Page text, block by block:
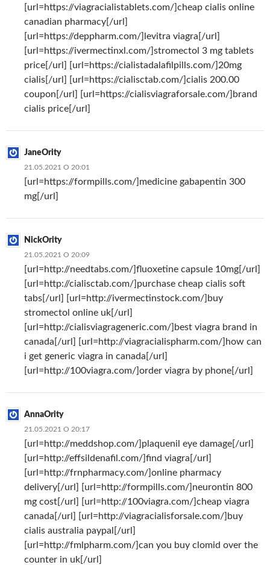
[url=https://viagracialistablets.com/]cheap cialis online
canadian pharmacy[/url]
[url=https://deppharm.com/]levitra viagra[/url]
[url=https://ivermectinxl.com/]stromectol 3 mg tablets
price[/url] [url=https://cialistadalafilpills.com/]20mg
cialis[/url] [url=https://cialisctab.com/]cialis 200.00
coupon[/url] [url=https://cialisviagraforsale.com/]brand
cialis price[/url]
JaneOrity
21.05.2021 О 20:01
[url=https://formpills.com/]medicine gabapentin 300
mg[/url]
NickOrity
21.05.2021 О 20:09
[url=http://needtabs.com/]fluoxetine capsule 10mg[/url]
[url=http://cialisctab.com/]purchase cheap cialis soft
tabs[/url] [url=http://ivermectinstock.com/]buy
stromectol online uk[/url]
[url=http://cialisviagrageneric.com/]best viagra brand in
canada[/url] [url=http://viagracialispharm.com/]how can
i get generic viagra in canada[/url]
[url=http://100viagra.com/]order viagra by phone[/url]
AnnaOrity
21.05.2021 О 20:17
[url=http://meddshop.com/]plaquenil eye damage[/url]
[url=http://effsildenafil.com/]find viagra[/url]
[url=http://frnpharmacy.com/]online pharmacy
delivery[/url] [url=http://formpills.com/]neurontin 800
mg cost[/url] [url=http://100viagra.com/]cheap viagra
canada[/url] [url=http://viagracialisforsale.com/]buy
cialis australia paypal[/url]
[url=http://fmlpharm.com/]can you buy clomid over the
counter in uk[/url]